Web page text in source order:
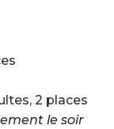
2 places
le soir